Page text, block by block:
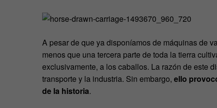
A pesar de que ya disponíamos de máquinas de
menos que una tercera parte de toda la tierra
exclusivamente, a los caballos. La razón de este
transporte y la industria. Sin embargo, ello
de la historia.